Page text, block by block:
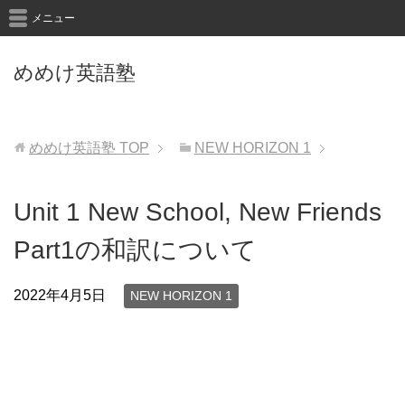
めめけ英語塾
メニュー
めめけ英語塾 TOP NEW HORIZON 1
Unit 1 New School, New Friends
Part1の和訳について
2022年4月5日 NEW HORIZON 1